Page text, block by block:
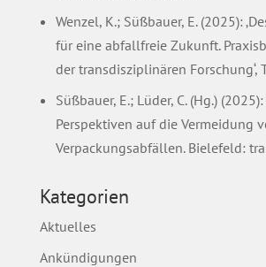
Wenzel, K.; Süßbauer, E. (2025):
für eine abfallfreie Zukunft.
der transdisziplinären Forschung‘,
Süßbauer, E.; Lüder, C. (Hg.)
Perspektiven auf die Vermeidung
Verpackungsabfällen. Bielefeld:
Kategorien
Aktuelles
Ankündigungen